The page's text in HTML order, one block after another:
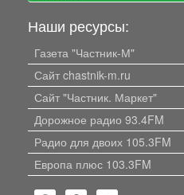
Наши ресурсы:
Газета "Частник-М"
Сайт chastnik-m.ru
Сайт "Частник. Маркет"
Дорожное радио 93.4FM
Радио для двоих 105.3FM
Европа плюс 103.3FM